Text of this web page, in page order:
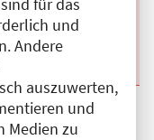
und
Andere
auszuwerten,
und
Medien zu
1 -